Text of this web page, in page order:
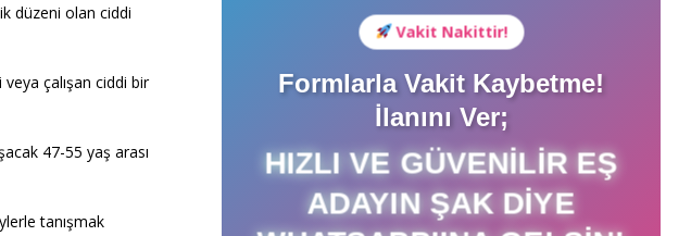
düzeni olan ciddi
çalışan ciddi bir
47-55 yaş arası
tanışmak
Vakit Nakittir!
Formlarla Vakit Kaybetme!
İlanını Ver;
HIZLI VE GÜVENILIR EŞ
ADAYIN ŞAK DIYE